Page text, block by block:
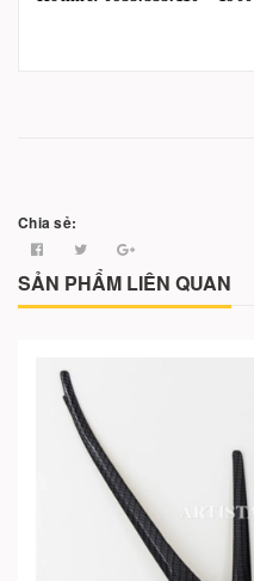
Chia sẻ:
SẢN PHẨM LIÊN QUAN